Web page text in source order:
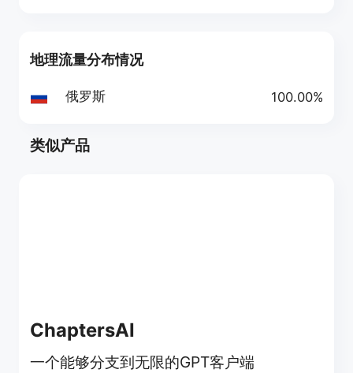
地理流量分布情况
俄罗斯 100.00%
类似产品
ChaptersAI
一个能够分支到无限的GPT客户端